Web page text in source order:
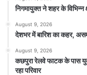
निगमायुक्त ने शहर के विभिन्न
August 9, 2026
देशभर में बारिश का कहर,
August 9, 2026
कछपुरा रेलवे फाटक के पास
रहा परिवार